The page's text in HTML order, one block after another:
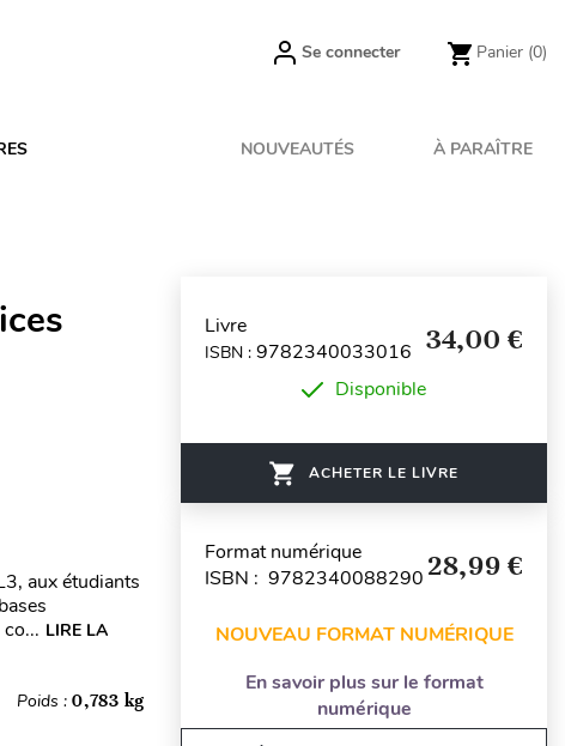
Se connecter Panier (0)
NOUVEAUTÉS À PARAÎTRE
aux étudiants
LIRE LA
Poids :0,783 kg
Livre
ISBN : 9782340033016 34,00 €
Disponible
ACHETER LE LIVRE
Format numérique
ISBN : 9782340088290 28,99 €
NOUVEAU FORMAT NUMÉRIQUE
En savoir plus sur le format
numérique